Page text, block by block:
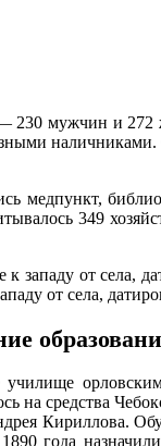
— 230 мужчин и
медпункт,
349
к западу от
от села,
училище
на средства
Кириллова.
года